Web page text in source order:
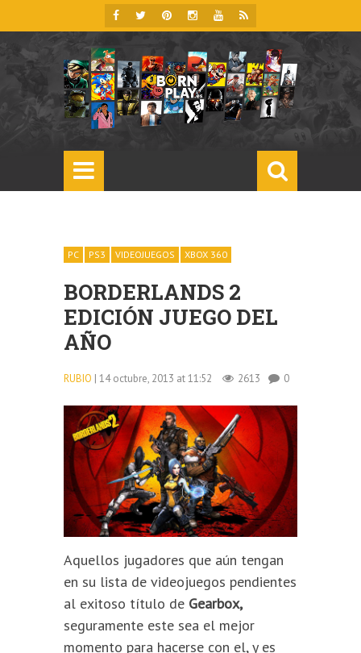
PC PS3 VIDEOJUEGOS XBOX 360
BORDERLANDS 2
EDICIÓN JUEGO DEL
AÑO
RUBIO | 14 octubre, 2013 at 11:52 2613 0
Aquellos jugadores que aún tengan
en su lista de videojuegos pendientes
al exitoso título de Gearbox,
seguramente este sea el mejor
momento para hacerse con el, y es